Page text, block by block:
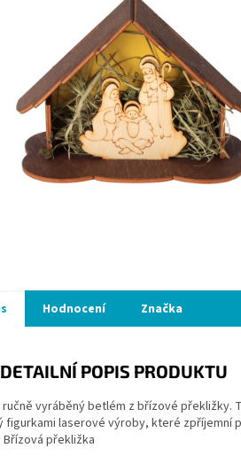
Hodnocení Značka
DETAILNÍ POPIS PRODUKTU
vyráběný betlém z břízové překližky.
figurkami laserové výroby, které zpříjemní
Břízová překližka